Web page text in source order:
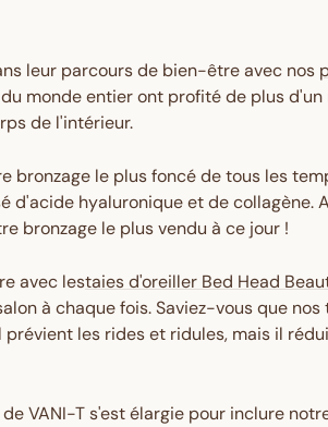
leur parcours de bien-être avec nos
monde entier ont profité de plus
de l'intérieur.
bronzage le plus foncé de tous les
d'acide hyaluronique et de collagène.
bronzage le plus vendu à ce jour !
avec lestaies d'oreiller Bed Head
à chaque fois. Saviez-vous que
les rides et ridules, mais il
VANI-T s'est élargie pour inclure